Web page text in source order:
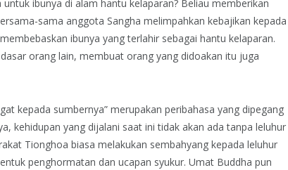
ibunya di alam hantu kelaparan? Beliau memberikan
sama anggota Sangha melimpahkan kebajikan kepada
ibunya yang terlahir sebagai hantu kelaparan.
orang lain, membuat orang yang didoakan itu juga
kepada sumbernya” merupakan peribahasa yang dipegang
kehidupan yang dijalani saat ini tidak akan ada tanpa leluhur
Tionghoa biasa melakukan sembahyang kepada leluhur
penghormatan dan ucapan syukur. Umat Buddha pun